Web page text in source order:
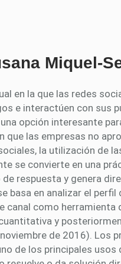
Miquel-
en la que las redes
e interactúen con sus
opción interesante
que las empresas no
la utilización de
se convierte en una
respuesta y genera
basa en analizar el
canal como herramienta
y
de 2016). Los
de los principales